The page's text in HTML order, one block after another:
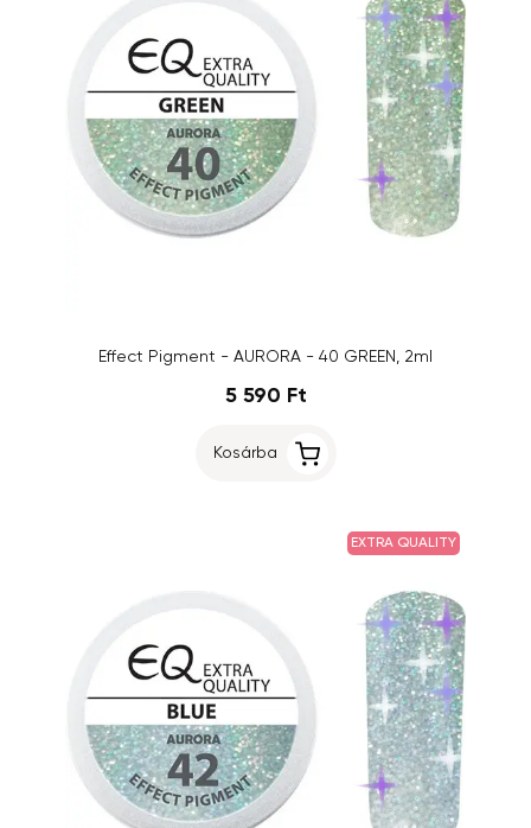
Effect Pigment - AURORA - 40 GREEN, 2ml
5 590 Ft
Kosárba
EXTRA QUALITY